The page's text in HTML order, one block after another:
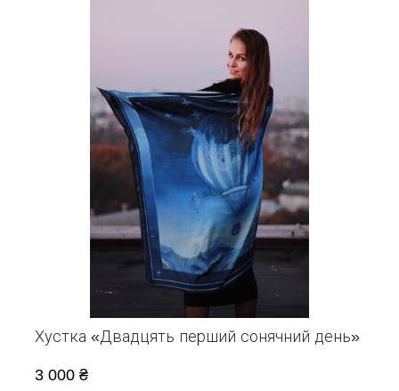
Хустка «Двадцять перший сонячний день»
3 000 ₴